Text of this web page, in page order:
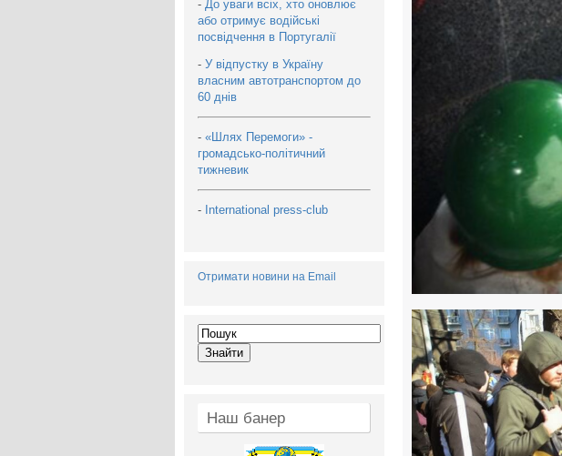
- До уваги всіх, хто оновлює
або отримує водійські
посвідчення в Португалії
- У відпустку в Україну
власним автотранспортом до
60 днів
- «Шлях Перемоги» -
громадсько-політичний
тижневик
- International press-club
Отримати новини на Email
Наш банер